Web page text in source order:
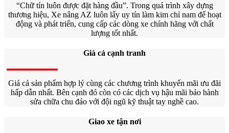
“Chữ tín luôn được đặt hàng đầu”. Trong quá trình xây dựng
thương hiệu, Xe nâng AZ luôn lấy uy tín làm kim chỉ nam để hoạt
động và phát triển, cung cấp các dòng xe chính hãng với chất
lượng tốt nhất.
Giá cả cạnh tranh
Giá cả sản phẩm hợp lý cùng các chương trình khuyến mãi ưu đãi
hấp dẫn nhất. Bên cạnh đó còn có các dịch vụ hậu mãi bảo hành
sửa chữa chu đáo với đội ngũ kỹ thuật tay nghề cao.
Giao xe tận nơi